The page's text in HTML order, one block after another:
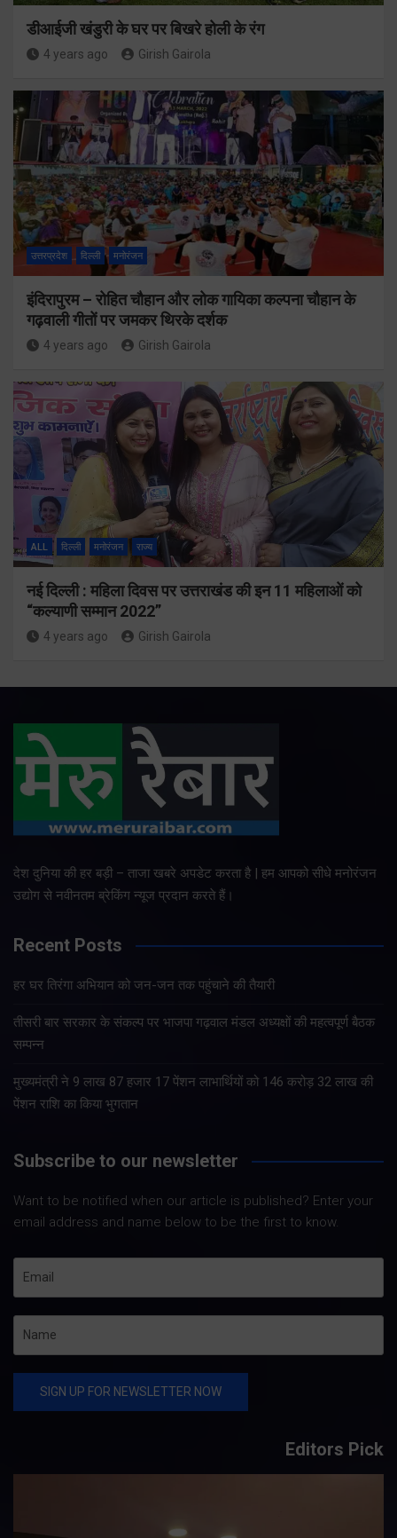
डीआईजी खंडुरी के घर पर बिखरे होली के रंग
4 years ago Girish Gairola
उत्तरप्रदेश दिल्ली मनोरंजन
इंदिरापुरम – रोहित चौहान और लोक गायिका कल्पना चौहान के
गढ़वाली गीतों पर जमकर थिरके दर्शक
4 years ago Girish Gairola
ALL दिल्ली मनोरंजन राज्य
नई दिल्ली : महिला दिवस पर उत्तराखंड की इन 11 महिलाओं को
“कल्याणी सम्मान 2022”
4 years ago Girish Gairola
देश दुनिया की हर बड़ी – ताजा खबरे अपडेट करता है | हम आपको सीधे मनोरंजन
उद्योग से नवीनतम ब्रेकिंग न्यूज प्रदान करते हैं।
Recent Posts
हर घर तिरंगा अभियान को जन-जन तक पहुंचाने की तैयारी
तीसरी बार सरकार के संकल्प पर भाजपा गढ़वाल मंडल अध्यक्षों की महत्वपूर्ण बैठक
सम्पन्न
मुख्यमंत्री ने 9 लाख 87 हजार 17 पेंशन लाभार्थियों को 146 करोड़ 32 लाख की
पेंशन राशि का किया भुगतान
Subscribe to our newsletter
Want to be notified when our article is published? Enter your
email address and name below to be the first to know.
Editors Pick